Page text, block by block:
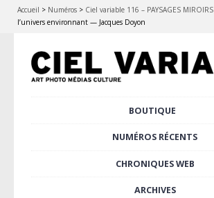
Accueil > Numéros > Ciel variable 116 – PAYSAGES MIROIRS
l’univers environnant — Jacques Doyon
BOUTIQUE
NUMÉROS RÉCENTS
CHRONIQUES WEB
ARCHIVES